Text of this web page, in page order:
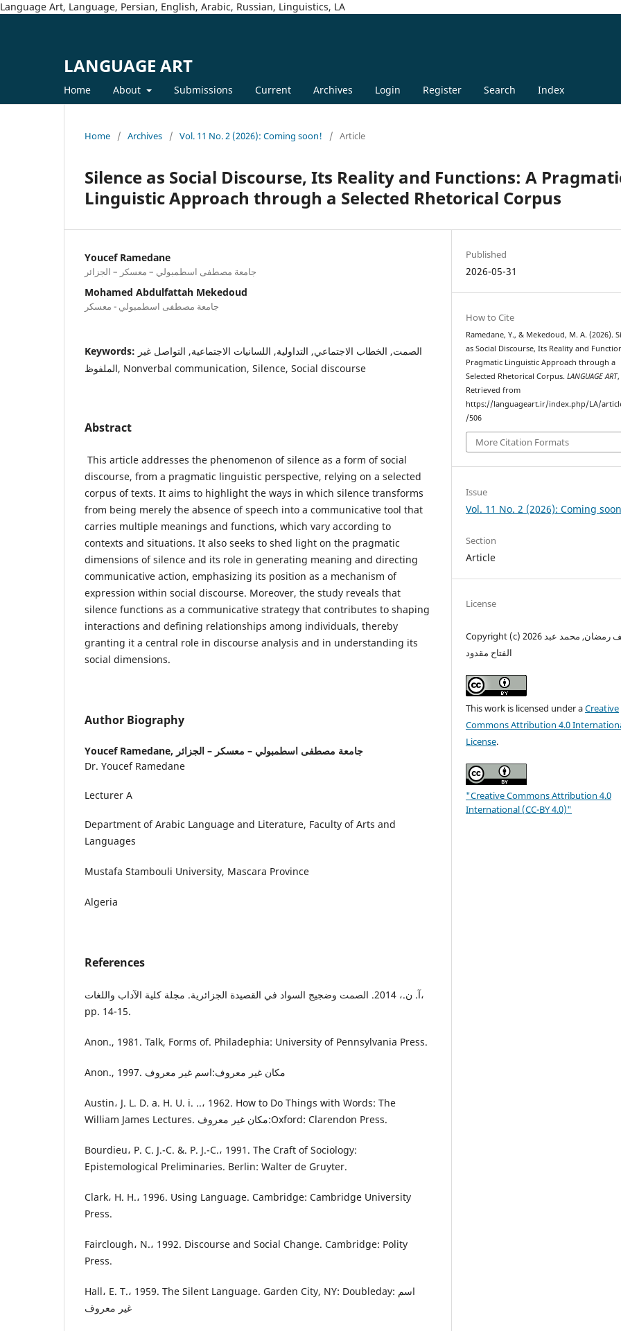
Language Art, Language, Persian, English, Arabic, Russian, Linguistics, LA
LANGUAGE ART
Home About Submissions Current Archives Login Register Search Index
Home / Archives / Vol. 11 No. 2 (2026): Coming soon! / Article
Silence as Social Discourse, Its Reality and Functions: A
Linguistic Approach through a Selected Rhetorical Corpus
Youcef Ramedane
جامعة مصطفى اسطمبولي – معسكر – الجزائر
Mohamed Abdulfattah Mekedoud
جامعة مصطفى اسطمبولي - معسكر
Keywords: الصمت, الخطاب الاجتماعي, التداولية, اللسانيات الاجتماعية, التواصل غير
الملفوظ, Nonverbal communication, Silence, Social discourse
Abstract
This article addresses the phenomenon of silence as a form of social
discourse, from a pragmatic linguistic perspective, relying on a selected
corpus of texts. It aims to highlight the ways in which silence transforms
from being merely the absence of speech into a communicative tool that
carries multiple meanings and functions, which vary according to
contexts and situations. It also seeks to shed light on the pragmatic
dimensions of silence and its role in generating meaning and directing
communicative action, emphasizing its position as a mechanism of
expression within social discourse. Moreover, the study reveals that
silence functions as a communicative strategy that contributes to shaping
interactions and defining relationships among individuals, thereby
granting it a central role in discourse analysis and in understanding its
social dimensions.
Author Biography
Youcef Ramedane, جامعة مصطفى اسطمبولي – معسكر – الجزائر
Dr. Youcef Ramedane
Lecturer A
Department of Arabic Language and Literature, Faculty of Arts and
Languages
Mustafa Stambouli University, Mascara Province
Algeria
References
آ. ن.، 2014. الصمت وضجيج السواد في القصيدة الجزائرية. مجلة كلية الآداب واللغات،
pp. 14-15.
Anon., 1981. Talk, Forms of. Philadephia: University of Pennsylvania Press.
Anon., 1997. مكان غير معروف:اسم غير معروف
Austin، J. L. D. a. H. U. i. ..، 1962. How to Do Things with Words: The
William James Lectures. مكان غير معروف:Oxford: Clarendon Press.
Bourdieu، P. C. J.-C. &. P. J.-C.، 1991. The Craft of Sociology:
Epistemological Preliminaries. Berlin: Walter de Gruyter.
Clark، H. H.، 1996. Using Language. Cambridge: Cambridge University
Press.
Fairclough، N.، 1992. Discourse and Social Change. Cambridge: Polity
Press.
Hall، E. T.، 1959. The Silent Language. Garden City, NY: Doubleday: اسم
غير معروف
Published
2026-05-31
How to Cite
Ramedane, Y., & Mekedoud, M. A. (2026).
as Social Discourse, Its Reality and
Pragmatic Linguistic Approach through a
Selected Rhetorical Corpus.LANGUAGE ART
Retrieved from
https://languageart.ir/index.php/LA/
/506
More Citation Formats
Issue
Vol. 11 No. 2 (2026): Coming
Section
Article
License
Copyright (c) 2026 يوسف رمضان, محمد عبد
الفتاح مقدود
This work is licensed under aCreative
Commons Attribution 4.0
License.
"Creative Commons Attribution 4.0
International (CC-BY 4.0)"